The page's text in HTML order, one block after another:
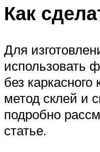
Как
Для
использовать
без
метод склей и
подробно
статье.